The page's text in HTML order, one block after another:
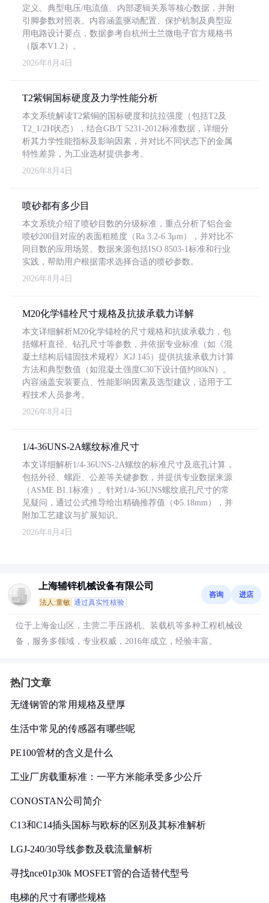
定义、典型电压/电流值、内部逻辑关系等核心数据，并附
引脚参数对照表。内容涵盖驱动配置、保护机制及典型应
用电路设计要点，数据参考自杭州士兰微电子官方规格书
（版本V1.2）。
2026年8月4日
T2紫铜国标硬度及力学性能分析
本文系统解读T2紫铜的国标硬度和抗拉强度（包括T2及
T2_1/2H状态），结合GB/T 5231-2012标准数据，详细分
析其力学性能指标及影响因素，并对比不同状态下的金属
特性差异，为工业选材提供参考。
2026年8月4日
喷砂都有多少目
本文系统介绍了喷砂目数的分级标准，重点分析了铝合金
喷砂200目对应的表面粗糙度（Ra 3.2-6.3μm），并对比不
同目数的应用场景。数据来源包括ISO 8503-1标准和行业
实践，帮助用户根据需求选择合适的喷砂参数。
2026年8月4日
M20化学锚栓尺寸规格及抗拔承载力详解
本文详细解析M20化学锚栓的尺寸规格和抗拔承载力，包
括螺杆直径、钻孔尺寸等参数，并依据专业标准（如《混
凝土结构后锚固技术规程》JGJ 145）提供抗拔承载力计算
方法和典型数值（如混凝土强度C30下设计值约80kN）。
内容涵盖安装要点、性能影响因素及选型建议，适用于工
程技术人员参考。
2026年8月4日
1/4-36UNS-2A螺纹标准尺寸
本文详细解析1/4-36UNS-2A螺纹的标准尺寸及底孔计算，
包括外径、螺距、公差等关键参数，并提供专业数据来源
（ASME B1.1标准）。针对1/4-36UNS螺纹底孔尺寸的常
见疑问，通过公式推导给出精确推荐值（Φ5.18mm），并
附加工艺建议与扩展知识。
2026年8月4日
上海辅锌机械设备有限公司
法人:童敏 通过真实性核验
咨询 进店
位于上海金山区，主营二手压路机、装载机等多种工程机械设
备，服务多领域，专业权威，2016年成立，经验丰富。
热门文章
无缝钢管的常用规格及壁厚
生活中常见的传感器有哪些呢
PE100管材的含义是什么
工业厂房载重标准：一平方米能承受多少公斤
CONOSTAN公司简介
C13和C14插头国标与欧标的区别及其标准解析
LGJ-240/30导线参数及载流量解析
寻找nce01p30k MOSFET管的合适替代型号
电梯的尺寸有哪些规格